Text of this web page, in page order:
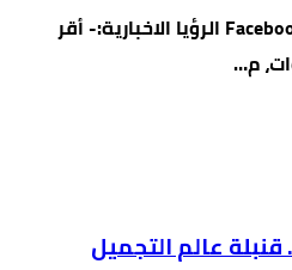
Facebook Twitter Pinterest LinkedIn الرؤيا الاخبارية:- أقر
م…
قنبلة عالم التجميل